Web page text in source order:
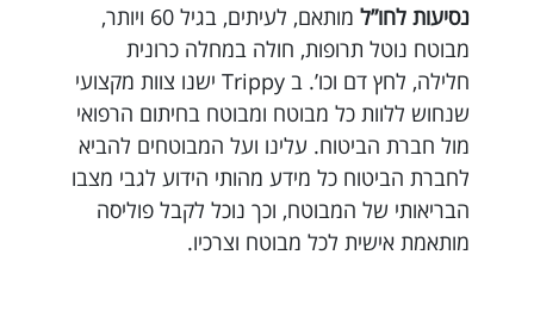
נסיעות לחו”ל
מותאם, לעיתים, בגיל 60 ויותר,
מבוטח נוטל תרופות, חולה במחלה כרונית
חלילה, לחץ דם וכו’. ב Trippy ישנו צוות מקצועי
שנחוש ללוות כל מבוטח ומבוטח בחיתום הרפואי
מול חברת הביטוח. עלינו ועל המבוטחים להביא
לחברת הביטוח כל מידע מהותי הידוע לגבי מצבו
הבריאותי של המבוטח, וכך נוכל לקבל פוליסה
מותאמת אישית לכל מבוטח וצרכיו.